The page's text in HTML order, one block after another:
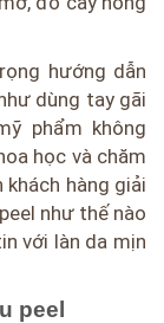
hướng dẫn
dùng tay gãi
phẩm không
học và chăm
hàng giải
như thế nào
với làn da mịn
peel